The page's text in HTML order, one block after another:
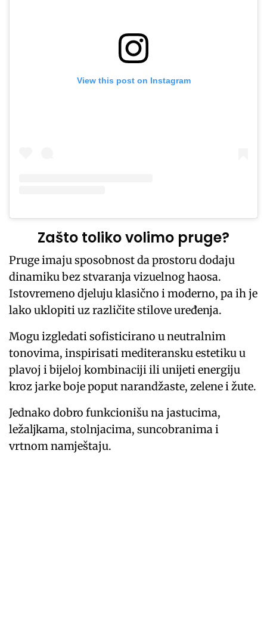
View this post on Instagram
Zašto toliko volimo pruge?
Pruge imaju sposobnost da prostoru dodaju
dinamiku bez stvaranja vizuelnog haosa.
Istovremeno djeluju klasično i moderno, pa ih je
lako uklopiti uz različite stilove uređenja.
Mogu izgledati sofisticirano u neutralnim
tonovima, inspirisati mediteransku estetiku u
plavoj i bijeloj kombinaciji ili unijeti energiju
kroz jarke boje poput narandžaste, zelene i žute.
Jednako dobro funkcionišu na jastucima,
ležaljkama, stolnjacima, suncobranima i
vrtnom namještaju.